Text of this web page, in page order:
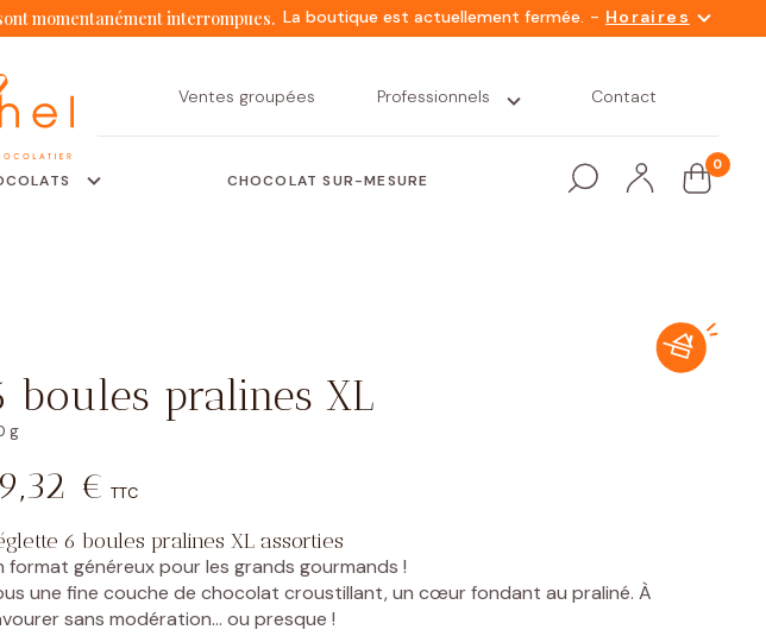
momentanément interrompues. La boutique est actuellement fermée. - Horaires
Ventes groupées Professionnels Contact
Tablettes
gourmand
de chocolat ?
Écrins
CHOCOLAT SUR-MESURE
0
boules pralines XL
g
€ TTC
6 boules pralines XL assorties
format généreux pour les grands gourmands !
une fine couche de chocolat croustillant, un cœur fondant au praliné. À
sans modération… ou presque !